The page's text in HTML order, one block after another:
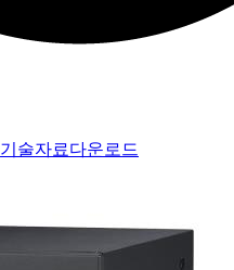
기술자료다운로드